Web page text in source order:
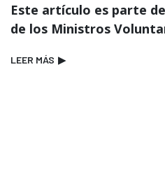
Este artículo es parte
de los Ministros
LEER MÁS ▶